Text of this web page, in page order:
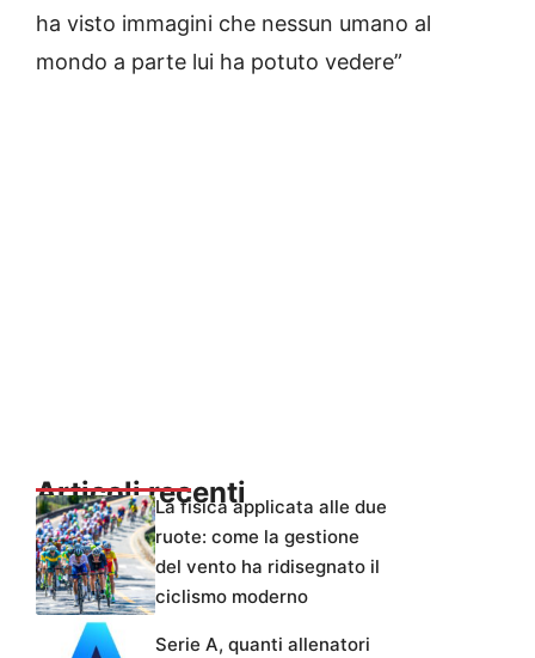
ha visto immagini che nessun umano al
mondo a parte lui ha potuto vedere”
Articoli recentiLa fisica applicata alle due
ruote: come la gestione
del vento ha ridisegnato il
ciclismo moderno
Serie A, quanti allenatori